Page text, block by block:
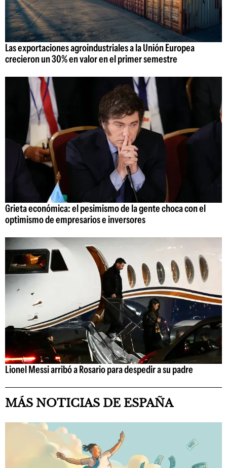
Las exportaciones agroindustriales a la Unión Europea
crecieron un 30% en valor en el primer semestre
Grieta económica: el pesimismo de la gente choca con el
optimismo de empresarios e inversores
Lionel Messi arribó a Rosario para despedir a su padre
MÁS NOTICIAS DE ESPAÑA